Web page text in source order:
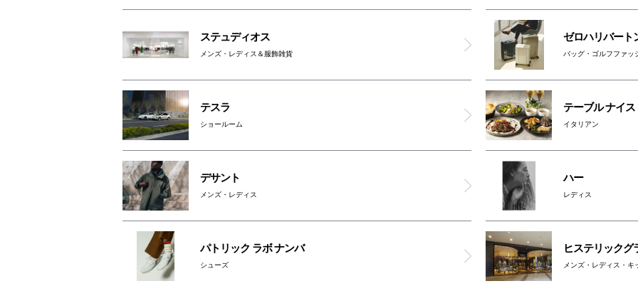
男女トイレ(2F)
インフォメーション
AED
コインロッカー1
コインロッカー2
ベビカル
オムツ交換台(2F)
ステュディオス
メンズ・レディス＆服飾雑貨
ゼロハリバート
バッグ・ゴルフファッ
テスラ
ショールーム
テーブル ナイス
イタリアン
デサント
メンズ・レディス
ハー
レディス
パトリック ラボ ナンバ
シューズ
ヒステリックグ
メンズ・レディス・キ